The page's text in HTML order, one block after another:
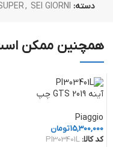
دسته:
, SEI GIORNI
همچنین ممکن
آینه GTS 2019 چپ
Piaggio
15,300,000تومان
کد کالا: PI303401L